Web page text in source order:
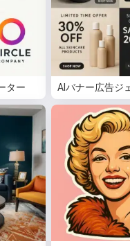
ター AIバナー広告ジ
こんにちは 👋
成したり、詩やお
ージを書けます🥰